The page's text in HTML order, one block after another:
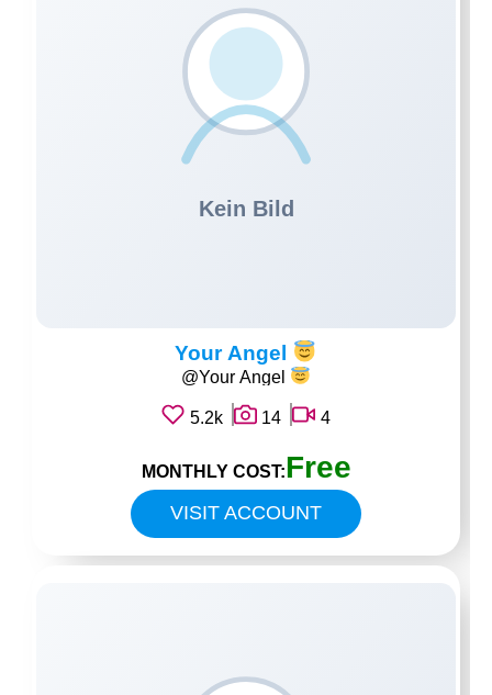
Your Angel
@Your Angel
5.2k 14 4
VISIT ACCOUNT
MONTHLY COST:Free